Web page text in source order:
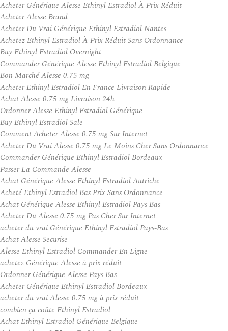
Acheter Générique Alesse Ethinyl Estradiol À Prix Réduit
Acheter Alesse Brand
Acheter Du Vrai Générique Ethinyl Estradiol Nantes
Achetez Ethinyl Estradiol À Prix Réduit Sans Ordonnance
Buy Ethinyl Estradiol Overnight
Commander Générique Alesse Ethinyl Estradiol Belgique
Bon Marché Alesse 0.75 mg
Acheter Ethinyl Estradiol En France Livraison Rapide
Achat Alesse 0.75 mg Livraison 24h
Ordonner Alesse Ethinyl Estradiol Générique
Buy Ethinyl Estradiol Sale
Comment Acheter Alesse 0.75 mg Sur Internet
Acheter Du Vrai Alesse 0.75 mg Le Moins Cher Sans Ordonnance
Commander Générique Ethinyl Estradiol Bordeaux
Passer La Commande Alesse
Achat Générique Alesse Ethinyl Estradiol Autriche
Acheté Ethinyl Estradiol Bas Prix Sans Ordonnance
Achat Générique Alesse Ethinyl Estradiol Pays Bas
Acheter Du Alesse 0.75 mg Pas Cher Sur Internet
acheter du vrai Générique Ethinyl Estradiol Pays-Bas
Achat Alesse Securise
Alesse Ethinyl Estradiol Commander En Ligne
achetez Générique Alesse à prix réduit
Ordonner Générique Alesse Pays Bas
Acheter Générique Ethinyl Estradiol Bordeaux
acheter du vrai Alesse 0.75 mg à prix réduit
combien ça coûte Ethinyl Estradiol
Achat Ethinyl Estradiol Générique Belgique